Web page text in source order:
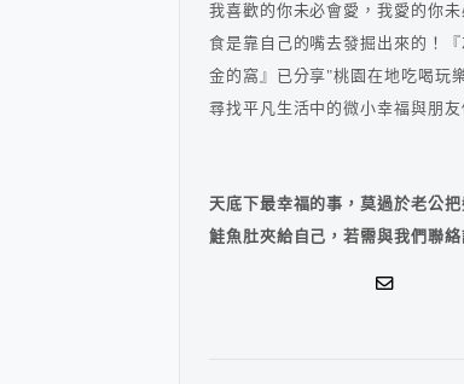
我喜歡的你未必會愛，我愛的你
食是靠自己的嘴去發掘出來的！
金的窩』已分享"桃園在地吃喝玩
尋找平凡生活中的微小幸福與朋友
天底下最幸福的事，莫過於老公
鮭魚肚夾給自己，若需與我們聯絡